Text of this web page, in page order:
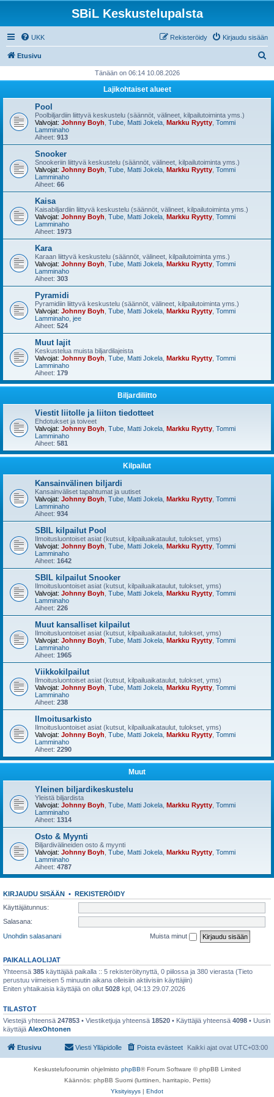
SBiL Keskustelupalsta
UKK Kirjaudu sisään
Rekisteröidy
Etusivu
i
Tänään on 06:14 10.08.2026
Lajikohtaiset alueet
Pool
Poolbiljardiin liittyvä keskustelu (säännöt, välineet, kilpailutoiminta yms.)
Valvojat: Johnny Boyh Tube Matti Jokela Markku Ryytty Tommi
Lamminaho
Aiheet: 913
Snooker
Snookeriin liittyvä keskustelu (säännöt, välineet, kilpailutoiminta yms.)
Valvojat: Johnny Boyh Tube Matti Jokela Markku Ryytty Tommi
Lamminaho
Aiheet: 66
Kaisa
Kaisabiljardiin liittyvä keskustelu (säännöt, välineet, kilpailutoiminta yms.)
Valvojat: Johnny Boyh Tube Matti Jokela Markku Ryytty Tommi
Lamminaho
Aiheet: 1973
Kara
Karaan liittyvä keskustelu (säännöt, välineet, kilpailutoiminta yms.)
Valvojat: Johnny Boyh Tube Matti Jokela Markku Ryytty Tommi
Lamminaho
Aiheet: 303
Pyramidi
Pyramidiin liittyvä keskustelu (säännöt, välineet, kilpailutoiminta yms.)
Valvojat: Johnny Boyh Tube Matti Jokela Markku Ryytty Tommi
Lamminaho jee
Aiheet: 524
Muut lajit
Keskustelua muista biljardilajeista
Valvojat: Johnny Boyh Tube Matti Jokela Markku Ryytty Tommi
Lamminaho
Aiheet: 179
Biljardiliitto
Viestit liitolle ja liiton tiedotteet
Ehdotukset ja toiveet
Valvojat: Johnny Boyh Tube Matti Jokela Markku Ryytty Tommi
Lamminaho
Aiheet: 581
Kilpailut
Kansainvälinen biljardi
Kansainväliset tapahtumat ja uutiset
Valvojat: Johnny Boyh Tube Matti Jokela Markku Ryytty Tommi
Lamminaho
Aiheet: 934
SBIL kilpailut Pool
Ilmoitusluontoiset asiat (kutsut, kilpailuaikataulut, tulokset, yms)
Valvojat: Johnny Boyh Tube Matti Jokela Markku Ryytty Tommi
Lamminaho
Aiheet: 1642
SBIL kilpailut Snooker
Ilmoitusluontoiset asiat (kutsut, kilpailuaikataulut, tulokset, yms)
Valvojat: Johnny Boyh Tube Matti Jokela Markku Ryytty Tommi
Lamminaho
Aiheet: 226
Muut kansalliset kilpailut
Ilmoitusluontoiset asiat (kutsut, kilpailuaikataulut, tulokset, yms)
Valvojat: Johnny Boyh Tube Matti Jokela Markku Ryytty Tommi
Lamminaho
Aiheet: 1965
Viikkokilpailut
Ilmoitusluontoiset asiat (kutsut, kilpailuaikataulut, tulokset, yms)
Valvojat: Johnny Boyh Tube Matti Jokela Markku Ryytty Tommi
Lamminaho
Aiheet: 238
Ilmoitusarkisto
Ilmoitusluontoiset asiat (kutsut, kilpailuaikataulut, tulokset, yms)
Valvojat: Johnny Boyh Tube Matti Jokela Markku Ryytty Tommi
Lamminaho
Aiheet: 2290
Muut
Yleinen biljardikeskustelu
Yleistä biljardista
Valvojat: Johnny Boyh Tube Matti Jokela Markku Ryytty Tommi
Lamminaho
Aiheet: 1314
Osto & Myynti
Biljardivälineiden osto & myynti
Valvojat: Johnny Boyh Tube Matti Jokela Markku Ryytty Tommi
Lamminaho
Aiheet: 4787
KIRJAUDU SISÄÄN • REKISTERÖIDY
Käyttäjätunnus:
Salasana:
Unohdin salasanani
Muista minut
PAIKALLAOLIJAT
Yhteensä 385 käyttäjää paikalla :: 5 rekisteröitynyttä, 0 piilossa ja 380 vierasta (Tieto
perustuu viimeisen 5 minuutin aikana olleisiin aktiivisiin käyttäjiin)
Eniten yhtaikaisia käyttäjiä on ollut 5028 kpl, 04:13 29.07.2026
TILASTOT
Viestejä yhteensä 247853 • Viestiketjuja yhteensä 18520 • Käyttäjiä yhteensä 4098 • Uusin
käyttäjä AlexOhtonen
Etusivu Kaikki ajat ovat UTC+03:00
Poista evästeet
Viesti Ylläpidolle
Keskustelufoorumin ohjelmisto phpBB® Forum Software © phpBB Limited
Käännös: phpBB Suomi (lurttinen, harritapio, Pettis)
Yksityisyys | Ehdot